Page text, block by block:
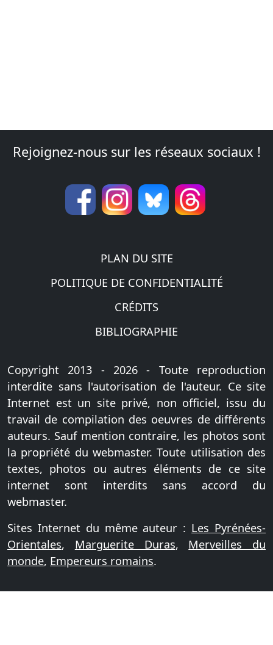
Rejoignez-nous sur les réseaux sociaux !
PLAN DU SITE
POLITIQUE DE CONFIDENTIALITÉ
CRÉDITS
BIBLIOGRAPHIE
Copyright 2013 - 2026 - Toute reproduction
interdite sans l'autorisation de l'auteur. Ce site
Internet est un site privé, non officiel, issu du
travail de compilation des oeuvres de différents
auteurs. Sauf mention contraire, les photos sont
la propriété du webmaster. Toute utilisation des
textes, photos ou autres éléments de ce site
internet sont interdits sans accord du
webmaster.
Sites Internet du même auteur : Les Pyrénées-
Orientales, Marguerite Duras, Merveilles du
monde, Empereurs romains.